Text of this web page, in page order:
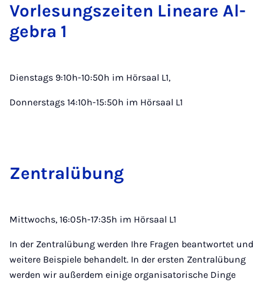
Vor­le­sung­szeiten Lin­eare Al­
gebra 1
Dienstags 9:10h-10:50h im Hörsaal L1,
Donnerstags 14:10h-15:50h im Hörsaal L1
Zen­t­ralübung
Mittwochs, 16:05h-17:35h im Hörsaal L1
In der Zentralübung werden Ihre Fragen beantwortet und
weitere Beispiele behandelt. In der ersten Zentralübung
werden wir außerdem einige organisatorische Dinge